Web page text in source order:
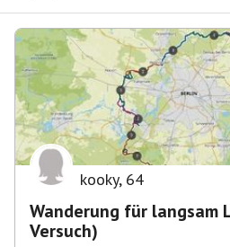
kooky, 64
Wanderung für langsam
Versuch)